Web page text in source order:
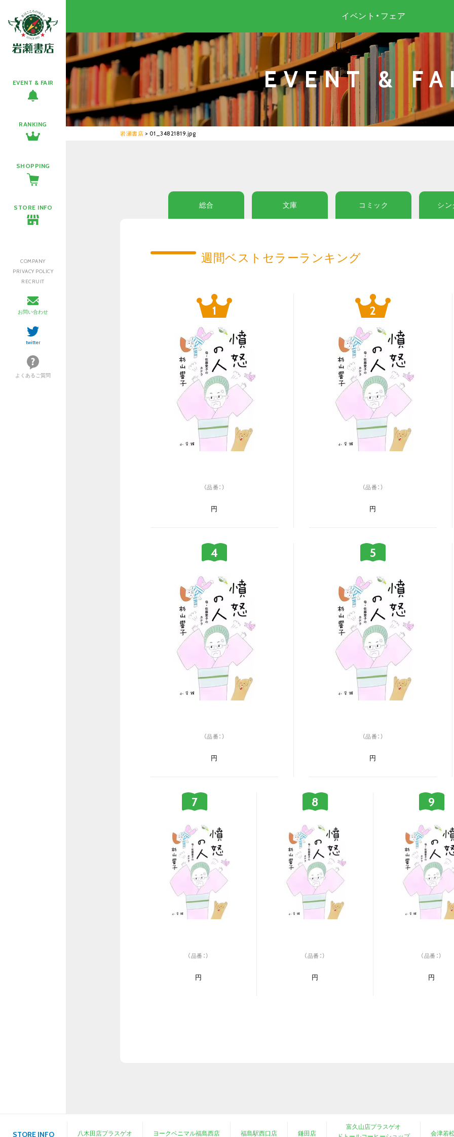
EVENT & FAIR
RANKING
SHOPPING
STORE INFO
COMPANY
PRIVACY POLICY
RECRUIT
お問い合わせ
twitter
よくあるご質問
イベント・フェア
EVENT &
岩瀬書店 > 01_34821819.jpg
総合 文庫 コミック シン
週間ベストセラーランキング
（品番：）
円
（品番：）
円
（品番：）
円
（品番：）
円
（品番：）
円
（品番：）
円
（品番：）
円
STORE INFO 八木田店プラスゲオ ヨークベニマル福島西店 福島駅西口店 鎌田店
富久山店プラスゲオ
会津若